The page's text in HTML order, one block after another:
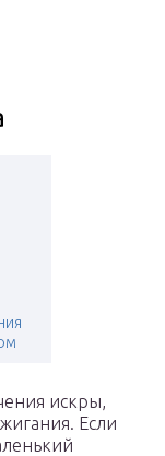
искры,
Если